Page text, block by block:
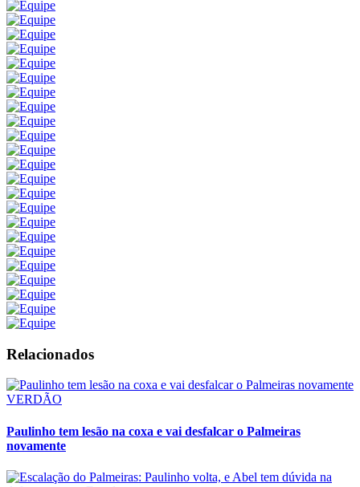
Relacionados
VERDÃO
Paulinho tem lesão na coxa e vai desfalcar o Palmeiras
novamente